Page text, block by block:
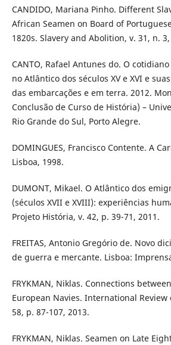
CANDIDO, Mariana Pinho. Different
African Seamen on Board of
1820s. Slavery and Abolition, v. 31, n.
CANTO, Rafael Antunes do. O
no Atlântico dos séculos XV e XVI e
das embarcações e em terra. 2012.
Conclusão de Curso de História) –
Rio Grande do Sul, Porto Alegre.
DOMINGUES, Francisco Contente. A
Lisboa, 1998.
DUMONT, Mikael. O Atlântico dos
(séculos XVII e XVIII): experiências
Projeto História, v. 42, p. 39-71, 2011.
FREITAS, Antonio Gregório de. Novo
de guerra e mercante. Lisboa:
FRYKMAN, Niklas. Connections
European Navies. International Review
58, p. 87-107, 2013.
FRYKMAN, Niklas. Seamen on Late